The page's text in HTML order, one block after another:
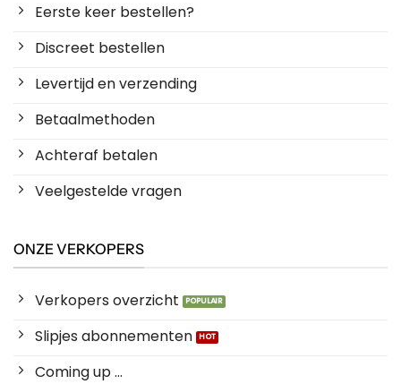
Eerste keer bestellen?
Discreet bestellen
Levertijd en verzending
Betaalmethoden
Achteraf betalen
Veelgestelde vragen
ONZE VERKOPERS
Verkopers overzicht
Slipjes abonnementen
Coming up ...